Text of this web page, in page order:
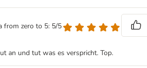
from zero to 5: 5/5
an und tut was es verspricht. Top.